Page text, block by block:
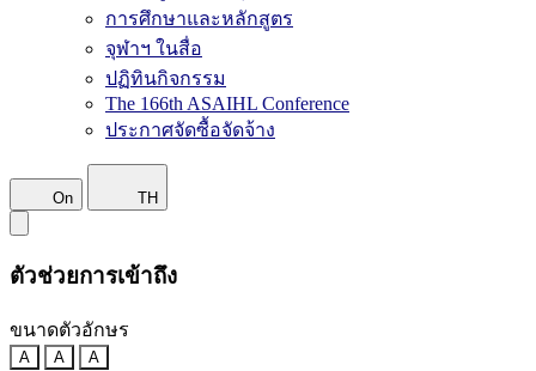
การศึกษาและหลักสูตร
จุฬาฯ ในสื่อ
ปฏิทินกิจกรรม
The 166th ASAIHL Conference
ประกาศจัดซื้อจัดจ้าง
On TH
ตัวช่วยการเข้าถึง
ขนาดตัวอักษร
A A A